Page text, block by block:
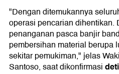
"Dengan ditemukannya
operasi pencarian dihentikan.
penanganan pasca banjir
pembersihan material berupa
sekitar pemukiman," jelas
Santoso, saat dikonfirmasi